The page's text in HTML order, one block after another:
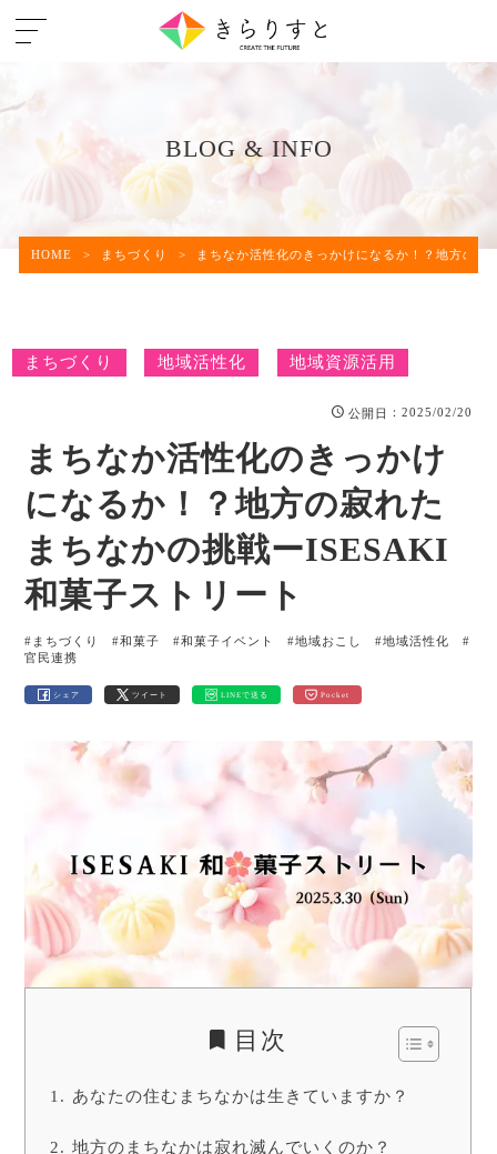
BLOG & INFO
HOME > まちづくり > まちなか活性化のきっかけになるか！？地方の
まちづくり 地域活性化 地域資源活用
公開日 ：2025/02/20
まちなか活性化のきっかけ
になるか！？地方の寂れた
まちなかの挑戦ーISESAKI
和菓子ストリート
#まちづくり #和菓子 #和菓子イベント #地域おこし #地域活性化
#
官民連携
シェア ツイート LINEで送る Pocket
目次
あなたの住むまちなかは生きていますか？
地方のまちなかは寂れ滅んでいくのか？